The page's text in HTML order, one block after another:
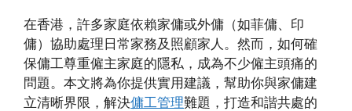
在香港，許多家庭依賴家傭或外傭（如菲傭、印
傭）協助處理日常家務及照顧家人。然而，如何確
保傭工尊重僱主家庭的隱私，成為不少僱主頭痛的
問題。本文將為你提供實用建議，幫助你與家傭建
立清晰界限，解決傭工管理難題，打造和諧共處的